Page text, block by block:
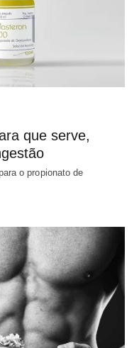
que serve,
o propionato de